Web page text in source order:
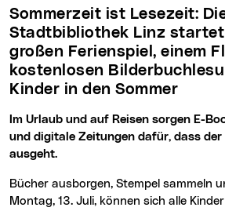
Sommerzeit ist Lesezeit: Die
Stadtbibliothek Linz startet
großen Ferienspiel, einem
kostenlosen
Kinder in den Sommer
und digitale Zeitungen dafür, dass
ausgeht.
Bücher ausborgen, Stempel sammeln und gewinnen! Ab
Montag, 13. Juli, können sich alle